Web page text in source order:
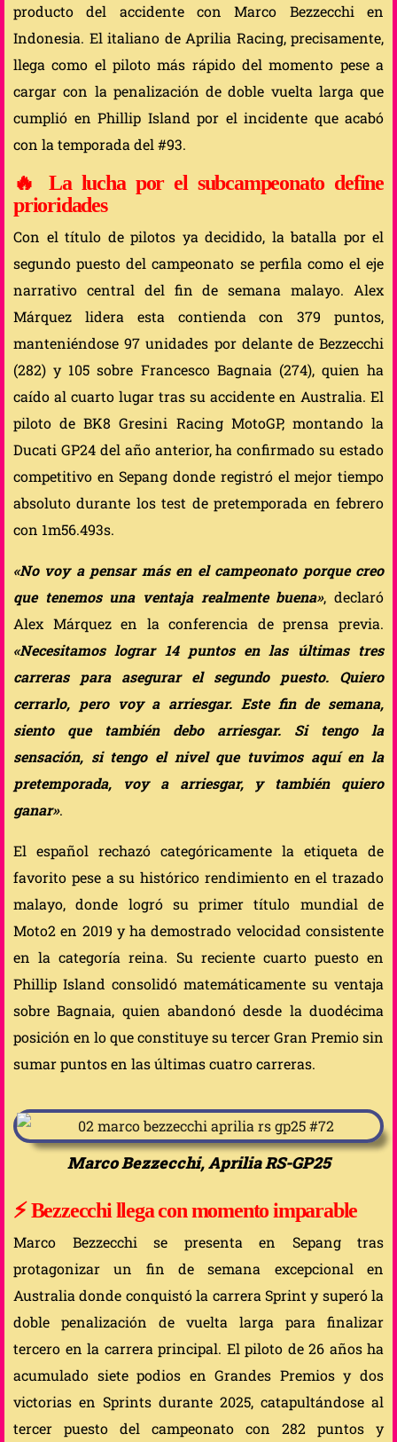
producto del accidente con Marco Bezzecchi en
Indonesia. El italiano de Aprilia Racing, precisamente,
llega como el piloto más rápido del momento pese a
cargar con la penalización de doble vuelta larga que
cumplió en Phillip Island por el incidente que acabó
con la temporada del #93.
🔥
La lucha por el subcampeonato define
prioridades
Con el título de pilotos ya decidido, la batalla por el
segundo puesto del campeonato se perfila como el eje
narrativo central del fin de semana malayo. Alex
Márquez lidera esta contienda con 379 puntos,
manteniéndose 97 unidades por delante de Bezzecchi
(282) y 105 sobre Francesco Bagnaia (274), quien ha
caído al cuarto lugar tras su accidente en Australia. El
piloto de BK8 Gresini Racing MotoGP, montando la
Ducati GP24 del año anterior, ha confirmado su estado
competitivo en Sepang donde registró el mejor tiempo
absoluto durante los test de pretemporada en febrero
con 1m56.493s.
«No voy a pensar más en el campeonato porque creo
que tenemos una ventaja realmente buena», declaró
Alex Márquez en la conferencia de prensa previa.
«Necesitamos lograr 14 puntos en las últimas tres
carreras para asegurar el segundo puesto. Quiero
cerrarlo, pero voy a arriesgar. Este fin de semana,
siento que también debo arriesgar. Si tengo la
sensación, si tengo el nivel que tuvimos aquí en la
pretemporada, voy a arriesgar, y también quiero
ganar».
El español rechazó categóricamente la etiqueta de
favorito pese a su histórico rendimiento en el trazado
malayo, donde logró su primer título mundial de
Moto2 en 2019 y ha demostrado velocidad consistente
en la categoría reina. Su reciente cuarto puesto en
Phillip Island consolidó matemáticamente su ventaja
sobre Bagnaia, quien abandonó desde la duodécima
posición en lo que constituye su tercer Gran Premio sin
sumar puntos en las últimas cuatro carreras.
Marco Bezzecchi, Aprilia RS-GP25
⚡Bezzecchi llega con momento imparable
Marco Bezzecchi se presenta en Sepang tras
protagonizar un fin de semana excepcional en
Australia donde conquistó la carrera Sprint y superó la
doble penalización de vuelta larga para finalizar
tercero en la carrera principal. El piloto de 26 años ha
acumulado siete podios en Grandes Premios y dos
victorias en Sprints durante 2025, catapultándose al
tercer puesto del campeonato con 282 puntos y